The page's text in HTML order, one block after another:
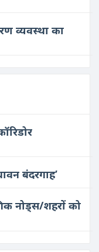
व्यवस्था का
बंदरगाह’
नोड्स/शहरों को